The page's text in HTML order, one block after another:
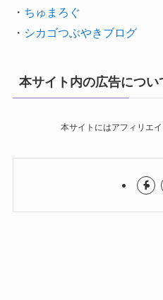
・ ちゅまろぐ
・ シカゴつぶやきブログ
本サイト内の広告につい
本サイトにはアフィリエ